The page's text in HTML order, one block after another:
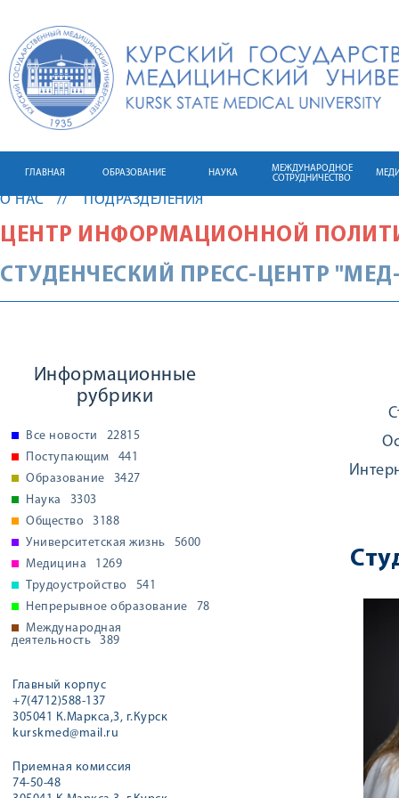
ГЛАВНАЯ ОБРАЗОВАНИЕ НАУКА
МЕЖДУНАРОДНОЕ
СОТРУДНИЧЕСТВО
О НАС ПОДРАЗДЕЛЕНИЯ
ЦЕНТР ИНФОРМАЦИОННОЙ
СТУДЕНЧЕСКИЙ ПРЕСС-ЦЕНТР
Информационные
рубрики
Все новости
22815
Поступающим
441
Образование
3427
Наука
3303
Общество
3188
Университетская жизнь
5600
Медицина
1269
Трудоустройство
541
Непрерывное образование
78
Международная
деятельность
389
Главный корпус
+7(4712)588-137
305041 К.Маркса,3, г.Курск
kurskmed@mail.ru
Приемная комиссия
74-50-48